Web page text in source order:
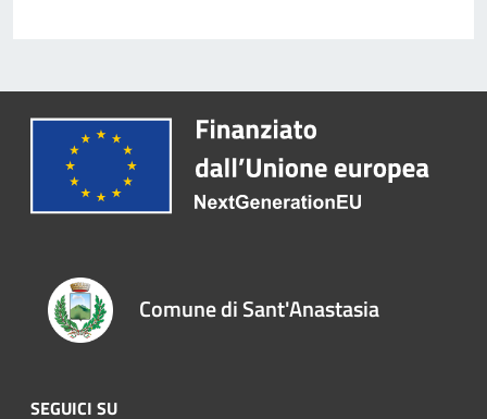
Comune di Sant'Anastasia
SEGUICI SU